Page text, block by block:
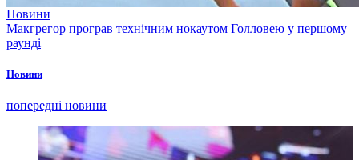
Новини
Макгрегор програв технічним нокаутом Голловею у першому
раунді
Новини
попередні новини